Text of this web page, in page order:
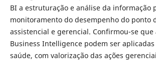
BI a estruturação e análise da informação
monitoramento do desempenho do ponto
assistencial e gerencial. Confirmou-se que
Business Intelligence podem ser
saúde, com valorização das ações